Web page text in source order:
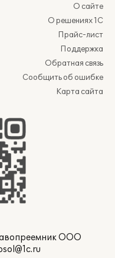
О сайте
О решениях 1С
Прайс-лист
Поддержка
Обратная связь
Сообщить об ошибке
Карта сайта
ООО